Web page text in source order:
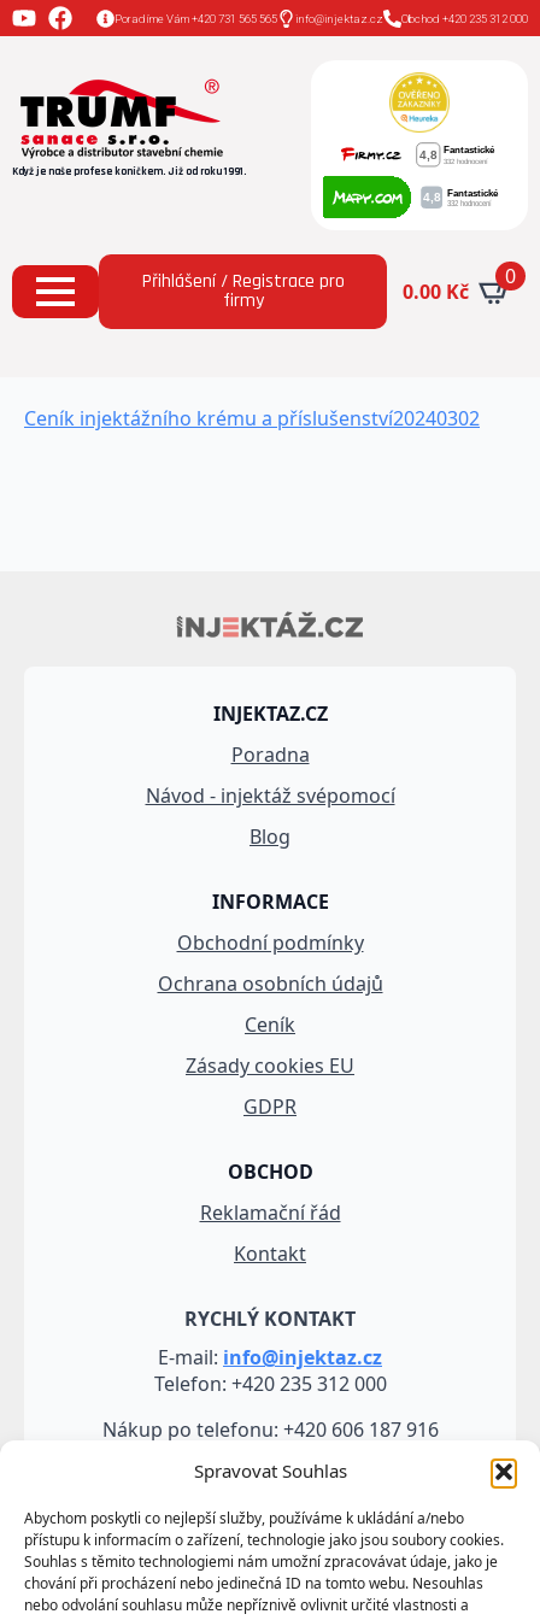
Spravovat Souhlas
Abychom poskytli co nejlepší služby, používáme k ukládání a/nebo
přístupu k informacím o zařízení, technologie jako jsou soubory cookies.
Souhlas s těmito technologiemi nám umožní zpracovávat údaje, jako je
chování při procházení nebo jedinečná ID na tomto webu. Nesouhlas
nebo odvolání souhlasu může nepříznivě ovlivnit určité vlastnosti a
Poradíme Vám +420 731 565 565 info@injektaz.cz Obchod +420 235 312 000
Když je naše profese koníčkem. Již od roku 1991.
Přihlášení / Registrace pro
firmy 0.00 Kč
0
Ceník injektážního krému a příslušenství20240302
INJEKTAZ.CZ
Poradna
Návod - injektáž svépomocí
Blog
INFORMACE
Obchodní podmínky
Ochrana osobních údajů
Ceník
Zásady cookies EU
GDPR
OBCHOD
Reklamační řád
Kontakt
RYCHLÝ KONTAKT
E-mail: info@injektaz.cz
Telefon: +420 235 312 000
Nákup po telefonu: +420 606 187 916